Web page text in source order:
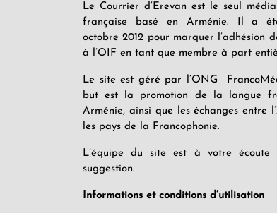
Le Courrier d’Erevan est le seul
française basé en Arménie. Il a
octobre 2012 pour marquer l’adhésion
à l’OIF en tant que membre à part
Le site est géré par l’ONG
but est la promotion de la langue
Arménie, ainsi que les échanges entre
les pays de la Francophonie.
L’équipe du site est à votre écoute
suggestion.
Informations et conditions d’utilisation